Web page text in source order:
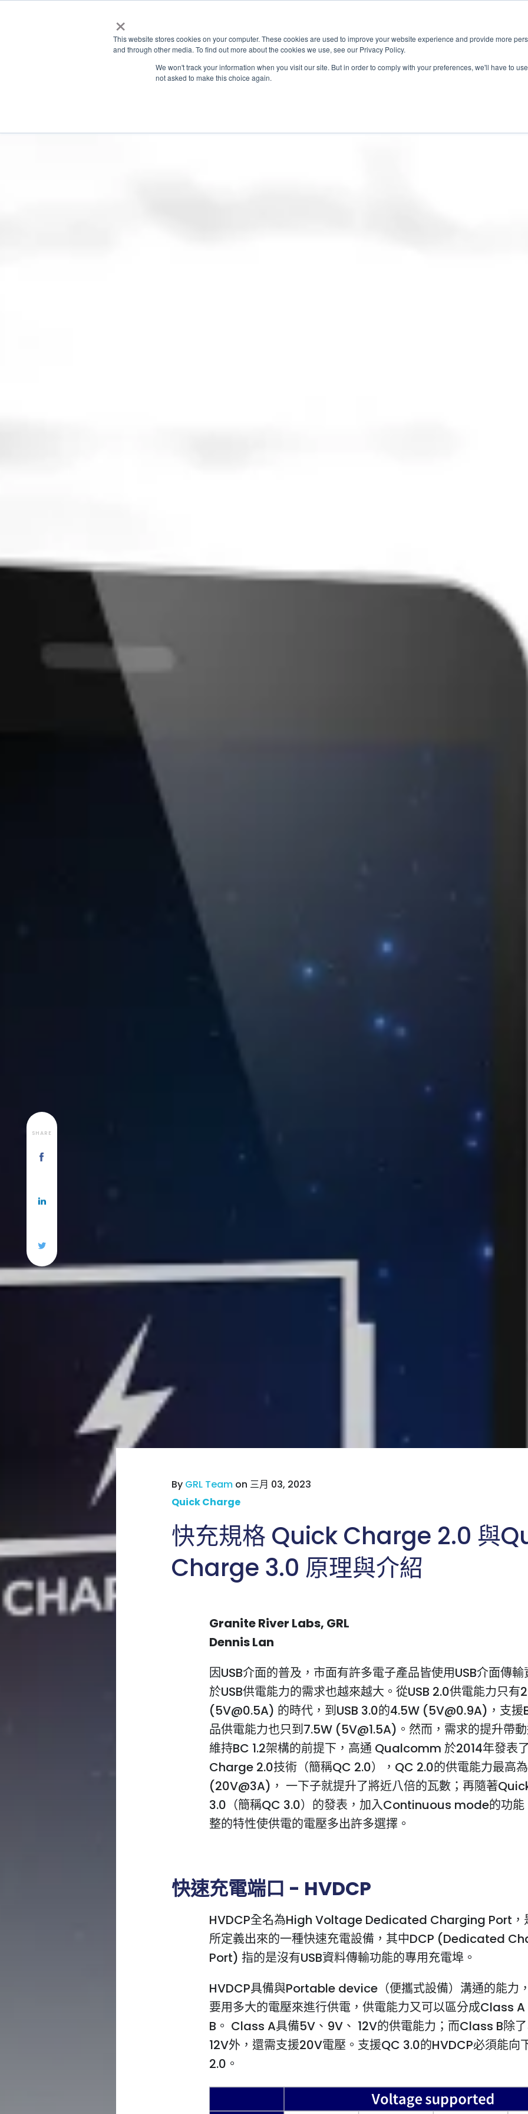
×
This website stores cookies on your computer. These cookies are used to improve your website experience and provide more
and through other media. To find out more about the cookies we use, see our Privacy Policy.
We won't track your information when you visit our site. But in order to comply with your preferences, we'll have to
not asked to make this choice again.
By GRL Team on 三月 03, 2023
Quick Charge
快充規格 Quick Charge 2.0 與
Charge 3.0 原理與介紹
Granite River Labs, GRL
Dennis Lan
因USB介面的普及，市面有許多電子產品皆使用USB介面傳
於USB供電能力的需求也越來越大。從USB 2.0供電能力只有
(5V@0.5A) 的時代，到USB 3.0的4.5W (5V@0.9A)，支援
品供電能力也只到7.5W (5V@1.5A)。然而，需求的提升帶
維持BC 1.2架構的前提下，高通 Qualcomm 於2014年發表
Charge 2.0技術（簡稱QC 2.0），QC 2.0的供電能力最高
(20V@3A)， 一下子就提升了將近八倍的瓦數；再隨著
3.0（簡稱QC 3.0）的發表，加入Continuous mode的功能
整的特性使供電的電壓多出許多選擇。
快速充電端口 - HVDCP
HVDCP全名為High Voltage Dedicated Charging Port，
所定義出來的一種快速充電設備，其中DCP (Dedicated
Port) 指的是沒有USB資料傳輸功能的專用充電埠。
HVDCP具備與Portable device（便攜式設備）溝通的能力
要用多大的電壓來進行供電，供電能力又可以區分成Class
B。 Class A具備5V、9V、 12V的供電能力；而Class B除
12V外，還需支援20V電壓。支援QC 3.0的HVDCP必須能向
2.0。
SHARE